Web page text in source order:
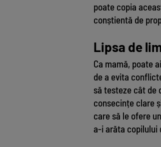
poate copia
conștientă de
Lipsa de
Ca mamă, poate
de a evita
să testeze cât de
consecințe clare
care să le ofere
a-i arăta copilului